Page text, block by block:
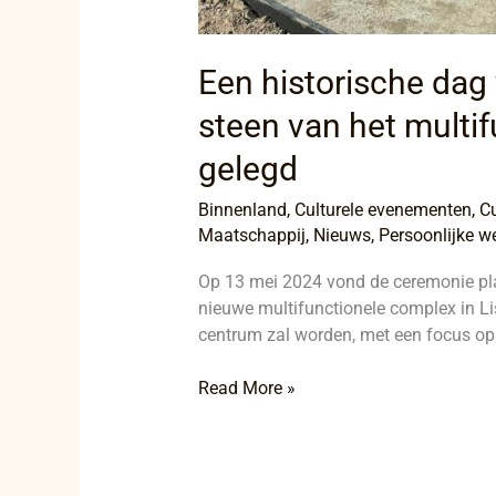
Een historische
steen van het
gelegd
Binnenland, Culturele evenementen,
Maatschappij, Nieuws, Persoonlijke
Op 13 mei 2024 vond de ceremonie
nieuwe multifunctionele complex in
centrum zal worden, met een focus
Read More »